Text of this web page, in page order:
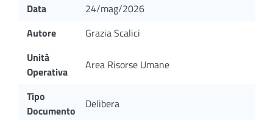
Data
24/mag/2026
Autore
Grazia Scalici
Unità
Operativa
Area Risorse Umane
Tipo
Documento
Delibera